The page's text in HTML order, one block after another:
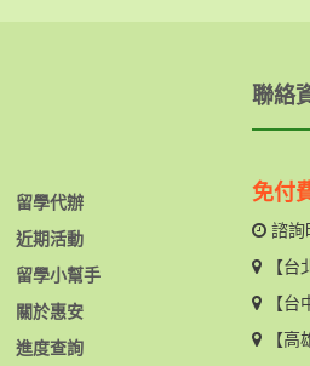
留學代辦
近期活動
留學小幫手
關於惠安
進度查詢
聯絡
免付
諮詢
【台
【台
【高